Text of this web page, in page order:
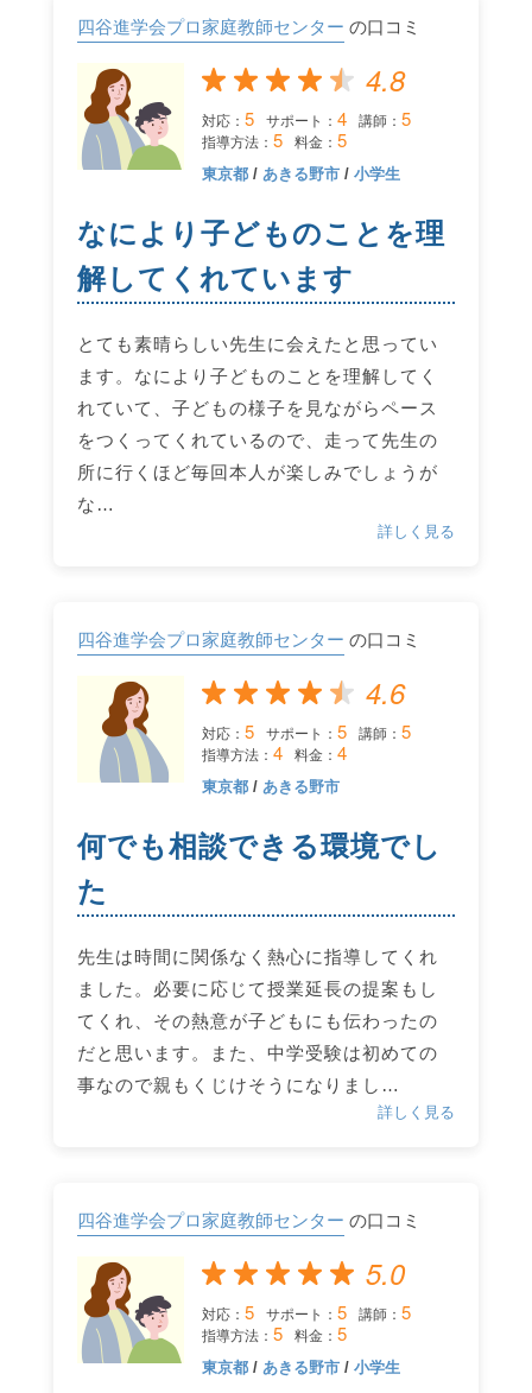
四谷進学会プロ家庭教師センター の口コミ
4.8
対応： 5 サポート： 4 講師： 5
指導方法： 5 料金： 5
東京都/ あきる野市/ 小学生
なにより子どものことを理
解してくれています
とても素晴らしい先生に会えたと思ってい
ます。なにより子どものことを理解してく
れていて、子どもの様子を見ながらペース
をつくってくれているので、走って先生の
所に行くほど毎回本人が楽しみでしょうが
な…
詳しく見る
四谷進学会プロ家庭教師センター の口コミ
4.6
対応： 5 サポート： 5 講師： 5
指導方法： 4 料金： 4
東京都/ あきる野市
何でも相談できる環境でし
た
先生は時間に関係なく熱心に指導してくれ
ました。必要に応じて授業延長の提案もし
てくれ、その熱意が子どもにも伝わったの
だと思います。また、中学受験は初めての
事なので親もくじけそうになりまし…
詳しく見る
四谷進学会プロ家庭教師センター の口コミ
5.0
対応： 5 サポート： 5 講師： 5
指導方法： 5 料金： 5
東京都/ あきる野市/ 小学生